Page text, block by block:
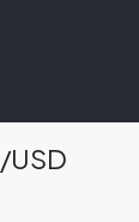
/USD